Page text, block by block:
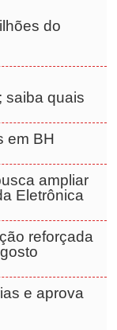
do
saiba quais
em BH
ampliar
Eletrônica
reforçada
e aprova